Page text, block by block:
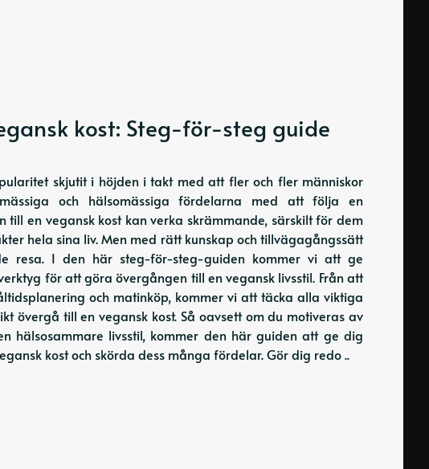
kost: Steg-för-steg guide
skjutit i höjden i takt med att fler och fler människor
och hälsomässiga fördelarna med att följa en
till en vegansk kost kan verka skrämmande, särskilt för dem
hela sina liv. Men med rätt kunskap och tillvägagångssätt
resa. I den här steg-för-steg-guiden kommer vi att ge
för att göra övergången till en vegansk livsstil. Från att
och matinköp, kommer vi att täcka alla viktiga
övergå till en vegansk kost. Så oavsett om du motiveras av
hälsosammare livsstil, kommer den här guiden att ge dig
kost och skörda dess många fördelar. Gör dig redo ..